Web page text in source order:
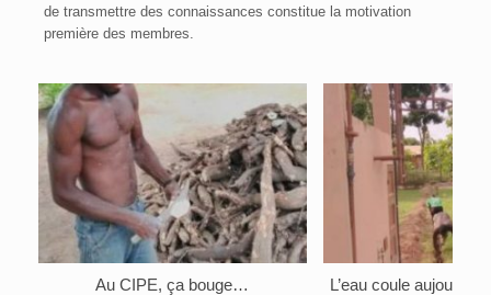
de transmettre des connaissances constitue la motivation
première des membres.
Au CIPE, ça bouge… L’eau coule